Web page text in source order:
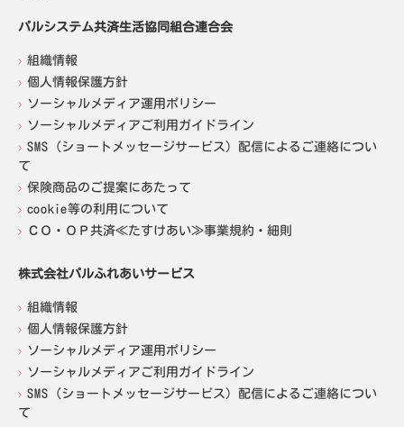
パルシステム共済生活協同組合連合会
組織情報
個人情報保護方針
ソーシャルメディア運用ポリシー
ソーシャルメディアご利用ガイドライン
SMS（ショートメッセージサービス）配信によるご連絡につい
て
保険商品のご提案にあたって
cookie等の利用について
ＣＯ・ＯＰ共済≪たすけあい≫事業規約・細則
株式会社パルふれあいサービス
組織情報
個人情報保護方針
ソーシャルメディア運用ポリシー
ソーシャルメディアご利用ガイドライン
SMS（ショートメッセージサービス）配信によるご連絡につい
て